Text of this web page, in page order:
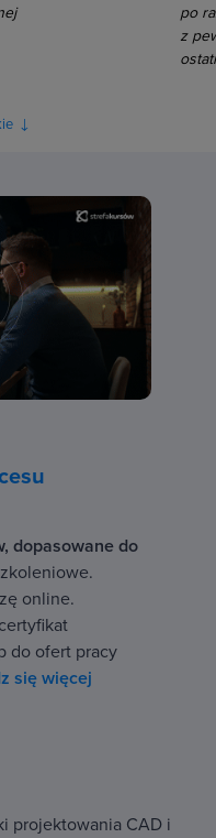
po
z
dopasowane do
online.
do ofert pracy
się więcej
projektowania CAD i